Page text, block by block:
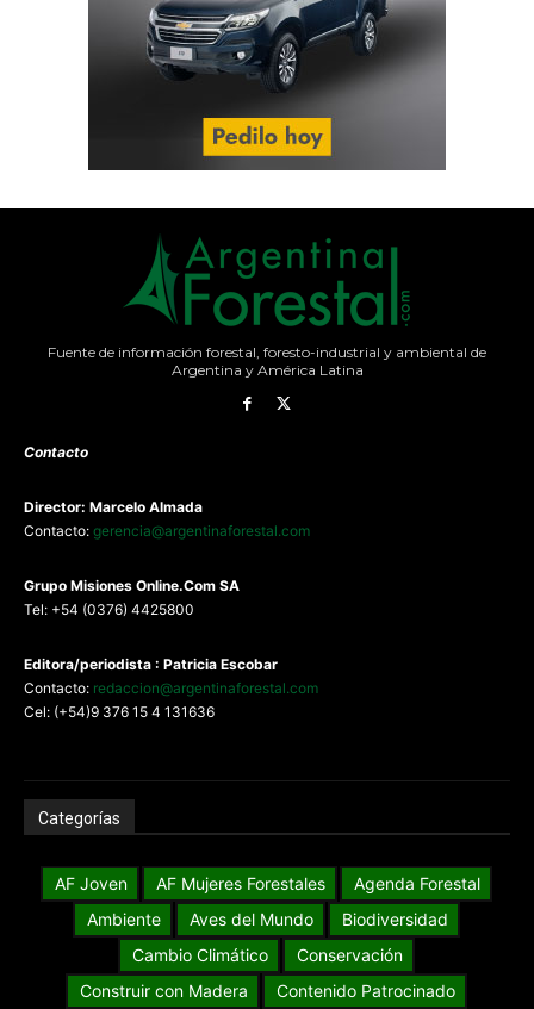
Fuente de información forestal, foresto-industrial y ambiental de
Argentina y América Latina
Contacto
Director: Marcelo Almada
Contacto: gerencia@argentinaforestal.com
Grupo Misiones Online.Com SA
Tel: +54 (0376) 4425800
Editora/periodista : Patricia Escobar
Contacto: redaccion@argentinaforestal.com
Cel: (+54)9 376 15 4 131636
Categorías
AF Joven AF Mujeres Forestales
Agenda Forestal
Ambiente
Aves del Mundo
Biodiversidad
Cambio Climático
Conservación
Construir con Madera
Contenido Patrocinado